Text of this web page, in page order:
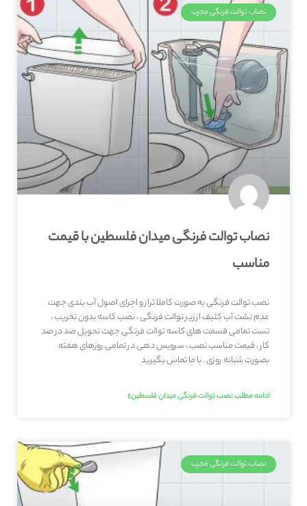
نصاب توالت فرنگی مجرب
نصاب توالت فرنگی میدان فلسطین با قیمت
مناسب
نصب توالت فرنگی به صورت کاملا تراز و اجرای اصول آب بندی جهت
عدم نشت آب کثیف از زیر توالت فرنگی ، نصب کاسه بدون تخریب ،
تست تمامی قسمت های کاسه توالت فرنگی جهت تحویل صد در صد
کار ، قیمت مناسب نصب ، سرویس دهی در تمامی روزهای هفته
بصورت شبانه روزی . با ما تماس بگیرید
ادامه مطلب نصب توالت فرنگی میدان فلسطین»
نصاب توالت فرنگی مجرب